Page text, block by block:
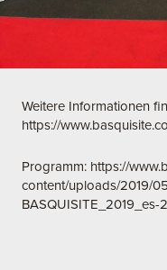
Weitere Informationen
https://
Programm: https://
content/uploads/2019/
BASQUISITE_2019_es-